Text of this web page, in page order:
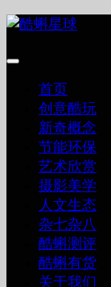
跳
内
首页
创意酷玩
新奇概念
节能环保
艺术欣赏
摄影美学
人文生态
杂七杂八
酷蝌测评
酷蝌有货
关于我们